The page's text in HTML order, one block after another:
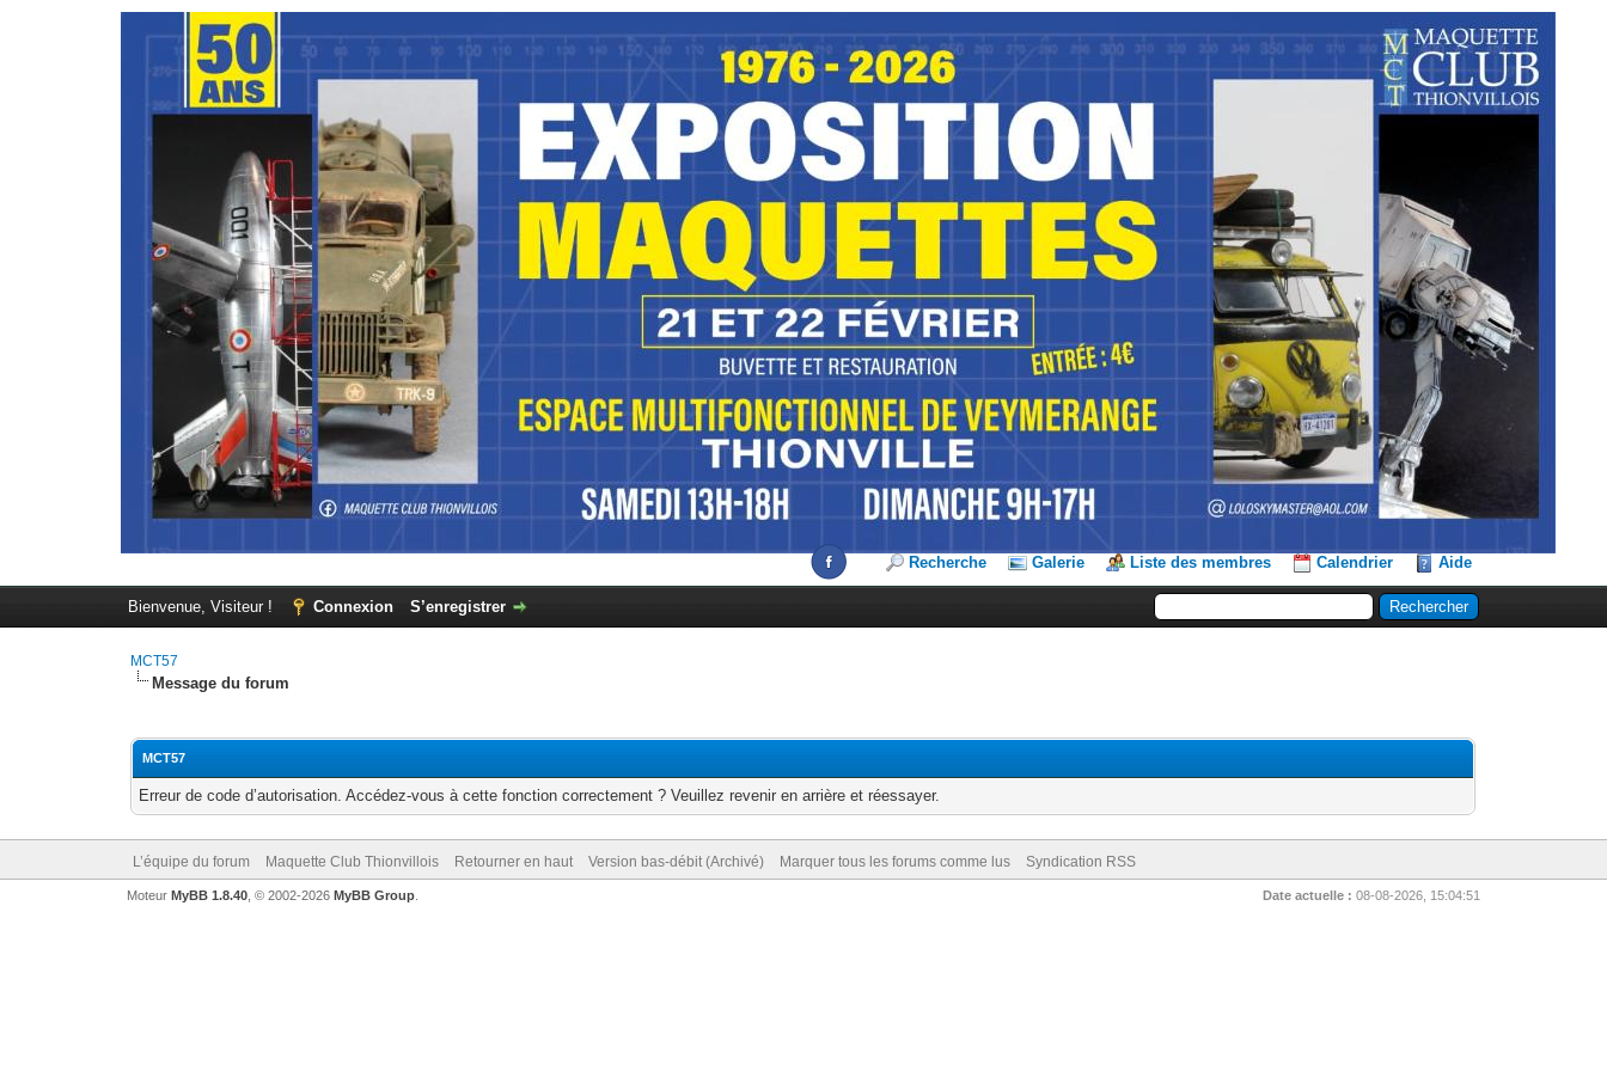
Recherche Galerie Liste des membres Calendrier Aide
Bienvenue, Visiteur ! Connexion S’enregistrer
MCT57
Message du forum
MCT57
Erreur de code d’autorisation. Accédez-vous à cette fonction correctement ? Veuillez revenir en arrière et réessayer.
L’équipe du forum Maquette Club Thionvillois Retourner en haut Version bas-débit (Archivé) Marquer tous les forums comme lus Syndication RSS
Date actuelle : 08-08-2026, 15:04:51
Moteur MyBB 1.8.40, © 2002-2026 MyBB Group.